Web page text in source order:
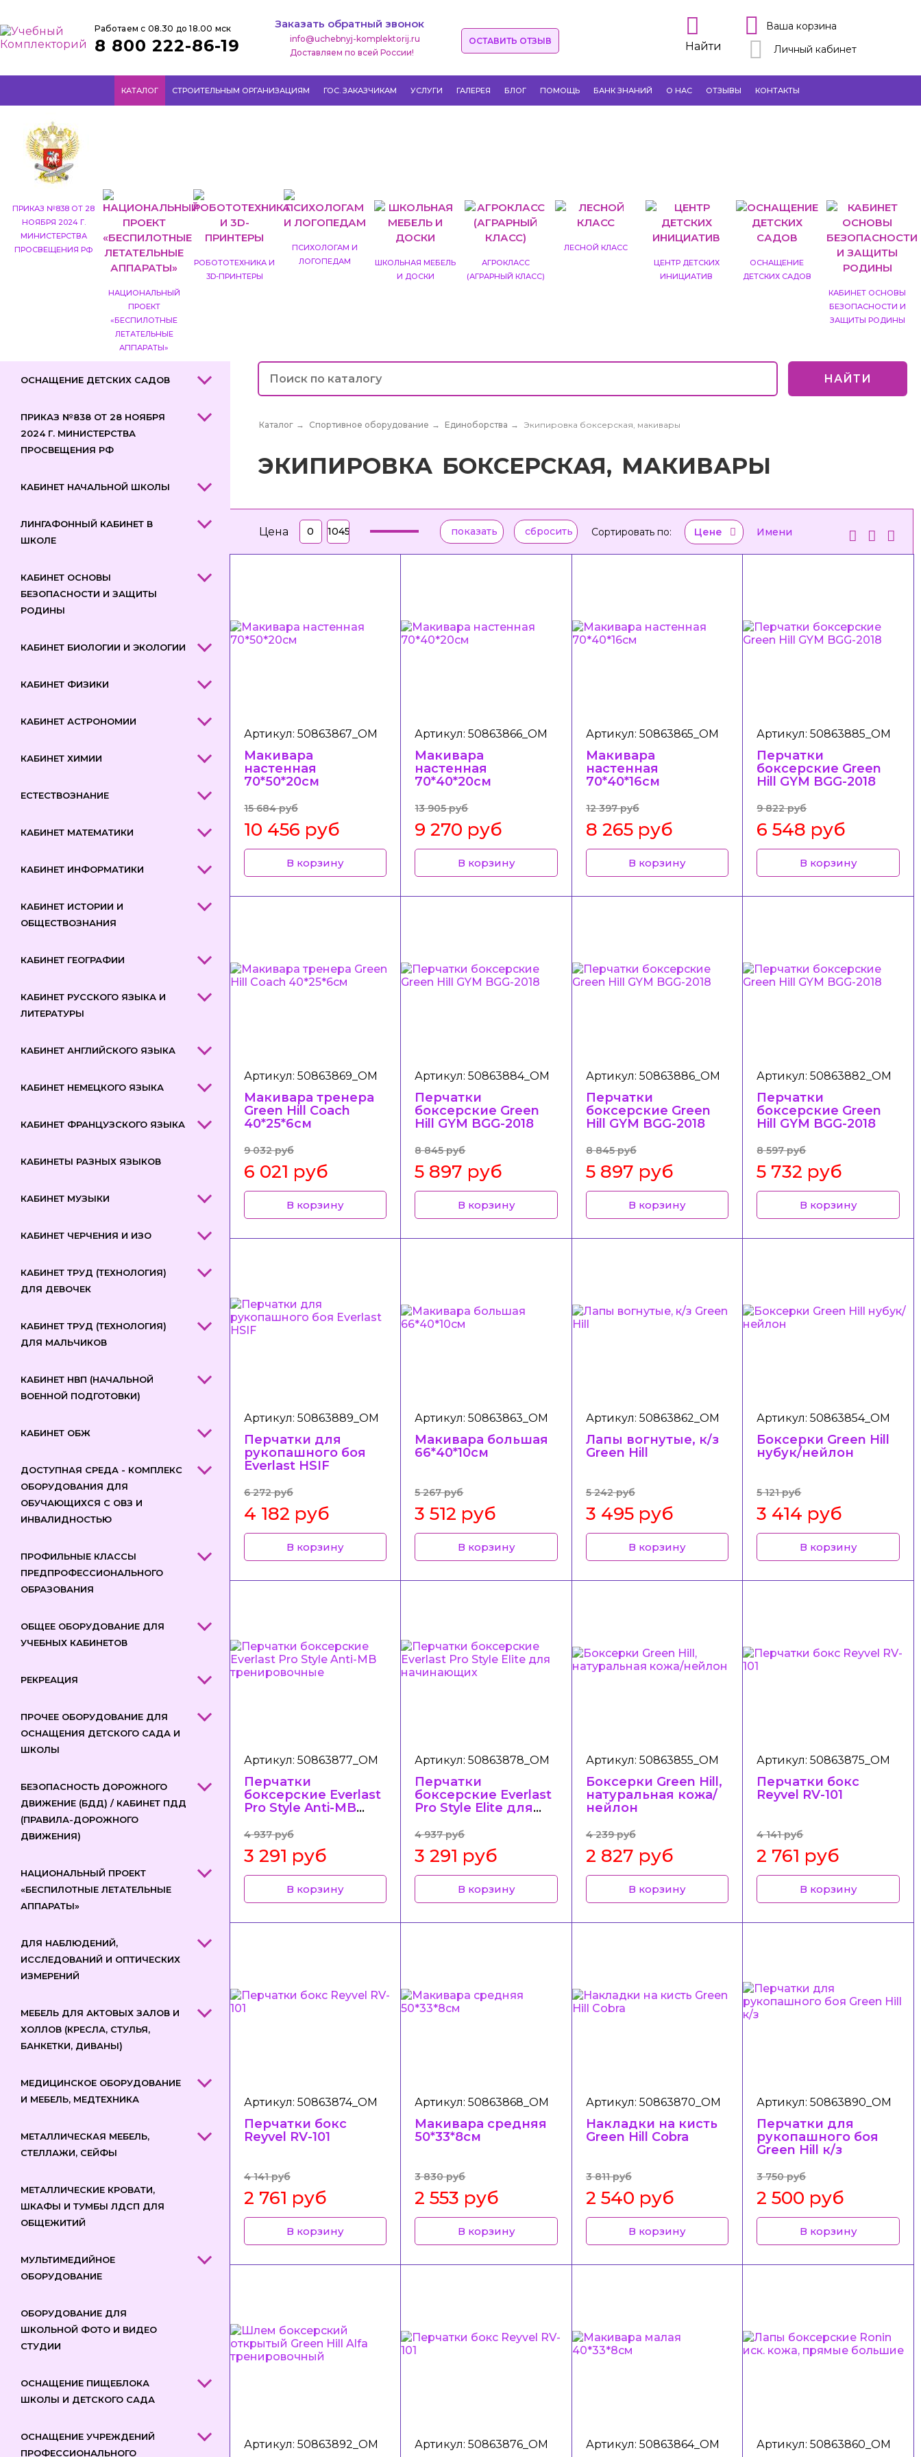
Работаем с 08.30 до 18.00 мск
8 800 222-86-19
Заказать обратный звонок
info@uchebnyj-komplektorij.ru
Доставляем по всей России!
ОСТАВИТЬ ОТЗЫВ Найти
Ваша корзина
Личный кабинет
КАТАЛОГ СТРОИТЕЛЬНЫМ ОРГАНИЗАЦИЯМ ГОС. ЗАКАЗЧИКАМ УСЛУГИ ГАЛЕРЕЯ БЛОГ ПОМОЩЬ БАНК ЗНАНИЙ О НАС ОТЗЫВЫ КОНТАКТЫ
ПРИКАЗ №838 ОТ 28
НОЯБРЯ 2024 Г.
МИНИСТЕРСТВА
ПРОСВЕЩЕНИЯ РФ
НАЦИОНАЛЬНЫЙ
ПРОЕКТ
«БЕСПИЛОТНЫЕ
ЛЕТАТЕЛЬНЫЕ
АППАРАТЫ»
РОБОТОТЕХНИКА И
3D-ПРИНТЕРЫ
ПСИХОЛОГАМ И
ЛОГОПЕДАМ
ШКОЛЬНАЯ МЕБЕЛЬ
И ДОСКИ
АГРОКЛАСС
(АГРАРНЫЙ КЛАСС)
ЛЕСНОЙ КЛАСС
ЦЕНТР ДЕТСКИХ
ИНИЦИАТИВ
ОСНАЩЕНИЕ
ДЕТСКИХ САДОВ
КАБИНЕТ ОСНОВЫ
БЕЗОПАСНОСТИ И
ЗАЩИТЫ РОДИНЫ
ОСНАЩЕНИЕ ДЕТСКИХ САДОВ
ПРИКАЗ №838 ОТ 28 НОЯБРЯ
2024 Г. МИНИСТЕРСТВА
ПРОСВЕЩЕНИЯ РФ
КАБИНЕТ НАЧАЛЬНОЙ ШКОЛЫ
ЛИНГАФОННЫЙ КАБИНЕТ В
ШКОЛЕ
КАБИНЕТ ОСНОВЫ
БЕЗОПАСНОСТИ И ЗАЩИТЫ
РОДИНЫ
КАБИНЕТ БИОЛОГИИ И ЭКОЛОГИИ
КАБИНЕТ ФИЗИКИ
КАБИНЕТ АСТРОНОМИИ
КАБИНЕТ ХИМИИ
ЕСТЕСТВОЗНАНИЕ
КАБИНЕТ МАТЕМАТИКИ
КАБИНЕТ ИНФОРМАТИКИ
КАБИНЕТ ИСТОРИИ И
ОБЩЕСТВОЗНАНИЯ
КАБИНЕТ ГЕОГРАФИИ
КАБИНЕТ РУССКОГО ЯЗЫКА И
ЛИТЕРАТУРЫ
КАБИНЕТ АНГЛИЙСКОГО ЯЗЫКА
КАБИНЕТ НЕМЕЦКОГО ЯЗЫКА
КАБИНЕТ ФРАНЦУЗСКОГО ЯЗЫКА
КАБИНЕТЫ РАЗНЫХ ЯЗЫКОВ
КАБИНЕТ МУЗЫКИ
КАБИНЕТ ЧЕРЧЕНИЯ И ИЗО
КАБИНЕТ ТРУД (ТЕХНОЛОГИЯ)
ДЛЯ ДЕВОЧЕК
КАБИНЕТ ТРУД (ТЕХНОЛОГИЯ)
ДЛЯ МАЛЬЧИКОВ
КАБИНЕТ НВП (НАЧАЛЬНОЙ
ВОЕННОЙ ПОДГОТОВКИ)
КАБИНЕТ ОБЖ
ДОСТУПНАЯ СРЕДА - КОМПЛЕКС
ОБОРУДОВАНИЯ ДЛЯ
ОБУЧАЮЩИХСЯ С ОВЗ И
ИНВАЛИДНОСТЬЮ
ПРОФИЛЬНЫЕ КЛАССЫ
ПРЕДПРОФЕССИОНАЛЬНОГО
ОБРАЗОВАНИЯ
ОБЩЕЕ ОБОРУДОВАНИЕ ДЛЯ
УЧЕБНЫХ КАБИНЕТОВ
РЕКРЕАЦИЯ
ПРОЧЕЕ ОБОРУДОВАНИЕ ДЛЯ
ОСНАЩЕНИЯ ДЕТСКОГО САДА И
ШКОЛЫ
БЕЗОПАСНОСТЬ ДОРОЖНОГО
ДВИЖЕНИЕ (БДД) / КАБИНЕТ ПДД
(ПРАВИЛА-ДОРОЖНОГО
ДВИЖЕНИЯ)
НАЦИОНАЛЬНЫЙ ПРОЕКТ
«БЕСПИЛОТНЫЕ ЛЕТАТЕЛЬНЫЕ
АППАРАТЫ»
ДЛЯ НАБЛЮДЕНИЙ,
ИССЛЕДОВАНИЙ И ОПТИЧЕСКИХ
ИЗМЕРЕНИЙ
МЕБЕЛЬ ДЛЯ АКТОВЫХ ЗАЛОВ И
ХОЛЛОВ (КРЕСЛА, СТУЛЬЯ,
БАНКЕТКИ, ДИВАНЫ)
МЕДИЦИНСКОЕ ОБОРУДОВАНИЕ
И МЕБЕЛЬ, МЕДТЕХНИКА
МЕТАЛЛИЧЕСКАЯ МЕБЕЛЬ,
СТЕЛЛАЖИ, СЕЙФЫ
МЕТАЛЛИЧЕСКИЕ КРОВАТИ,
ШКАФЫ И ТУМБЫ ЛДСП ДЛЯ
ОБЩЕЖИТИЙ
МУЛЬТИМЕДИЙНОЕ
ОБОРУДОВАНИЕ
ОБОРУДОВАНИЕ ДЛЯ
ШКОЛЬНОЙ ФОТО И ВИДЕО
СТУДИИ
ОСНАЩЕНИЕ ПИЩЕБЛОКА
ШКОЛЫ И ДЕТСКОГО САДА
ОСНАЩЕНИЕ УЧРЕЖДЕНИЙ
ПРОФЕССИОНАЛЬНОГО
НАЙТИ
Каталог → Спортивное оборудование → Единоборства → Экипировка боксерская, макивары
ЭКИПИРОВКА БОКСЕРСКАЯ, МАКИВАРЫ
Цена Сортировать по: Цене Имени
Артикул: 50863867_ОМ
Макивара
настенная
70*50*20см
15 684 руб
10 456 руб
В корзину
Артикул: 50863866_ОМ
Макивара
настенная
70*40*20см
13 905 руб
9 270 руб
В корзину
Артикул: 50863865_ОМ
Макивара
настенная
70*40*16см
12 397 руб
8 265 руб
В корзину
Артикул: 50863885_ОМ
Перчатки
боксерские Green
Hill GYM BGG-2018
9 822 руб
6 548 руб
В корзину
Артикул: 50863869_ОМ
Макивара тренера
Green Hill Coach
40*25*6см
9 032 руб
6 021 руб
В корзину
Артикул: 50863884_ОМ
Перчатки
боксерские Green
Hill GYM BGG-2018
8 845 руб
5 897 руб
В корзину
Артикул: 50863886_ОМ
Перчатки
боксерские Green
Hill GYM BGG-2018
8 845 руб
5 897 руб
В корзину
Артикул: 50863882_ОМ
Перчатки
боксерские Green
Hill GYM BGG-2018
8 597 руб
5 732 руб
В корзину
Артикул: 50863889_ОМ
Перчатки для
рукопашного боя
Everlast HSIF
6 272 руб
4 182 руб
В корзину
Артикул: 50863863_ОМ
Макивара большая
66*40*10см
5 267 руб
3 512 руб
В корзину
Артикул: 50863862_ОМ
Лапы вогнутые, к/з
Green Hill
5 242 руб
3 495 руб
В корзину
Артикул: 50863854_ОМ
Боксерки Green Hill
нубук/нейлон
5 121 руб
3 414 руб
В корзину
Артикул: 50863877_ОМ
Перчатки
боксерские Everlast
Pro Style Anti-MB
4 937 руб
3 291 руб
В корзину
Артикул: 50863878_ОМ
Перчатки
боксерские Everlast
Pro Style Elite для
4 937 руб
3 291 руб
В корзину
Артикул: 50863855_ОМ
Боксерки Green Hill,
натуральная кожа/
нейлон
4 239 руб
2 827 руб
В корзину
Артикул: 50863875_ОМ
Перчатки бокс
Reyvel RV-101
4 141 руб
2 761 руб
В корзину
Артикул: 50863874_ОМ
Перчатки бокс
Reyvel RV-101
4 141 руб
2 761 руб
В корзину
Артикул: 50863868_ОМ
Макивара средняя
50*33*8см
3 830 руб
2 553 руб
В корзину
Артикул: 50863870_ОМ
Накладки на кисть
Green Hill Cobra
3 811 руб
2 540 руб
В корзину
Артикул: 50863890_ОМ
Перчатки для
рукопашного боя
Green Hill к/з
3 750 руб
2 500 руб
В корзину
Артикул: 50863892_ОМ Артикул: 50863876_ОМ Артикул: 50863864_ОМ Артикул: 50863860_ОМ